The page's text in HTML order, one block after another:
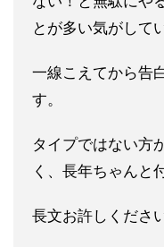
とが多い気がして
一線こえてから告
す。
タイプではない方
く、長年ちゃんと
長文お許しください